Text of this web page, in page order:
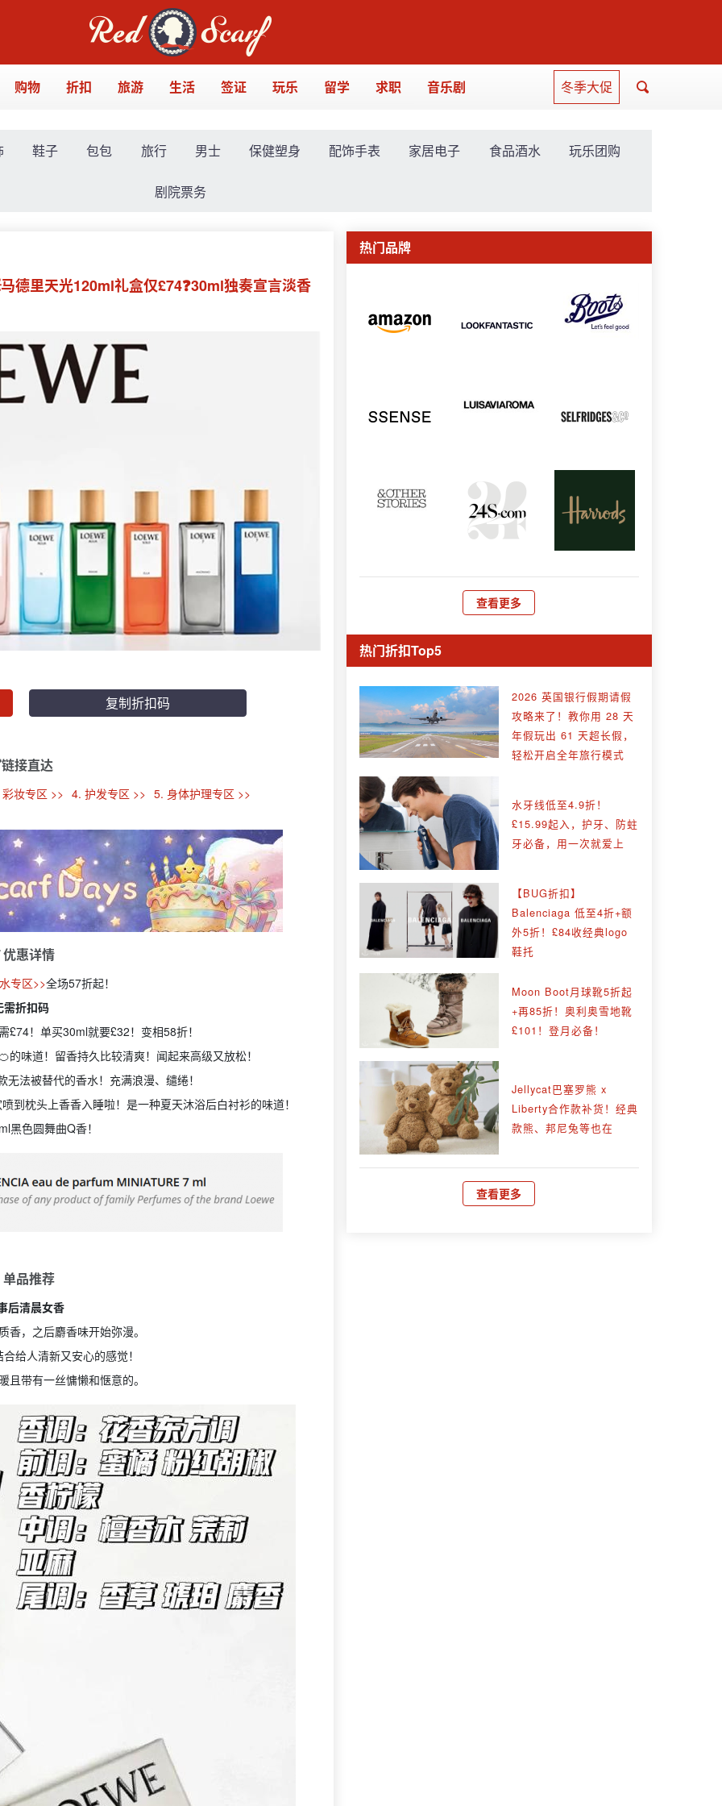
购物 折扣 旅游 生活 签证 玩乐 留学 求职 音乐剧 冬季大促
鞋子 包包 旅行 男士 保健塑身 配饰手表 家居电子 食品酒水 玩乐团购
剧院票务
德里天光120ml礼盒仅£74❓30ml独奏宣言淡香
复制折扣码
接直达
妆专区 >> 4. 护发专区 >> 5. 身体护理专区 >>
优惠详情
专区>>全场57折起！
需折扣码
£74！单买30ml就要£32！变相58折！
的味道！留香持久比较清爽！闻起来高级又放松！
无法被替代的香水！充满浪漫、缱绻！
到枕头上香香入睡啦！是一种夏天沐浴后白衬衫的味道！
黑色圆舞曲Q香！
单品推荐
后清晨女香
香，之后麝香味开始弥漫。
给人清新又安心的感觉！
且带有一丝慵懒和惬意的。
热门品牌
查看更多
热门折扣Top5
2026 英国银行假期请假
攻略来了！教你用 28 天
年假玩出 61 天超长假，
轻松开启全年旅行模式
水牙线低至4.9折！
£15.99起入，护牙、防蛀
牙必备，用一次就爱上
【BUG折扣】
Balenciaga 低至4折+额
外5折！£84收经典logo
鞋托
Moon Boot月球靴5折起
+再85折！奥利奥雪地靴
£101！登月必备！
Jellycat巴塞罗熊 x
Liberty合作款补货！经典
款熊、邦尼兔等也在
查看更多